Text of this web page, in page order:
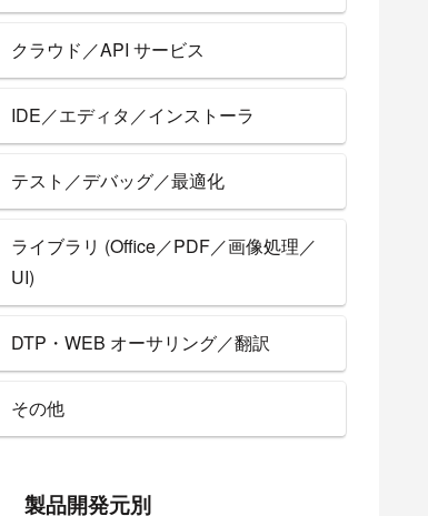
クラウド／API サービス
IDE／エディタ／インストーラ
テスト／デバッグ／最適化
ライブラリ (Office／PDF／画像処理／
UI)
DTP・WEB オーサリング／翻訳
その他
製品開発元別